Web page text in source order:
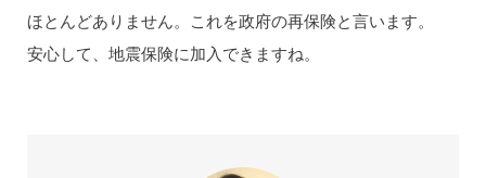
ほとんどありません。これを政府の再保険と言います。
安心して、地震保険に加入できますね。